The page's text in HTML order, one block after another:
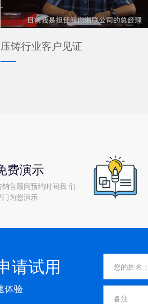
压铸行业客户见证
费演示
销售顾问预约时间我 们
门为您演示
请试用
体验